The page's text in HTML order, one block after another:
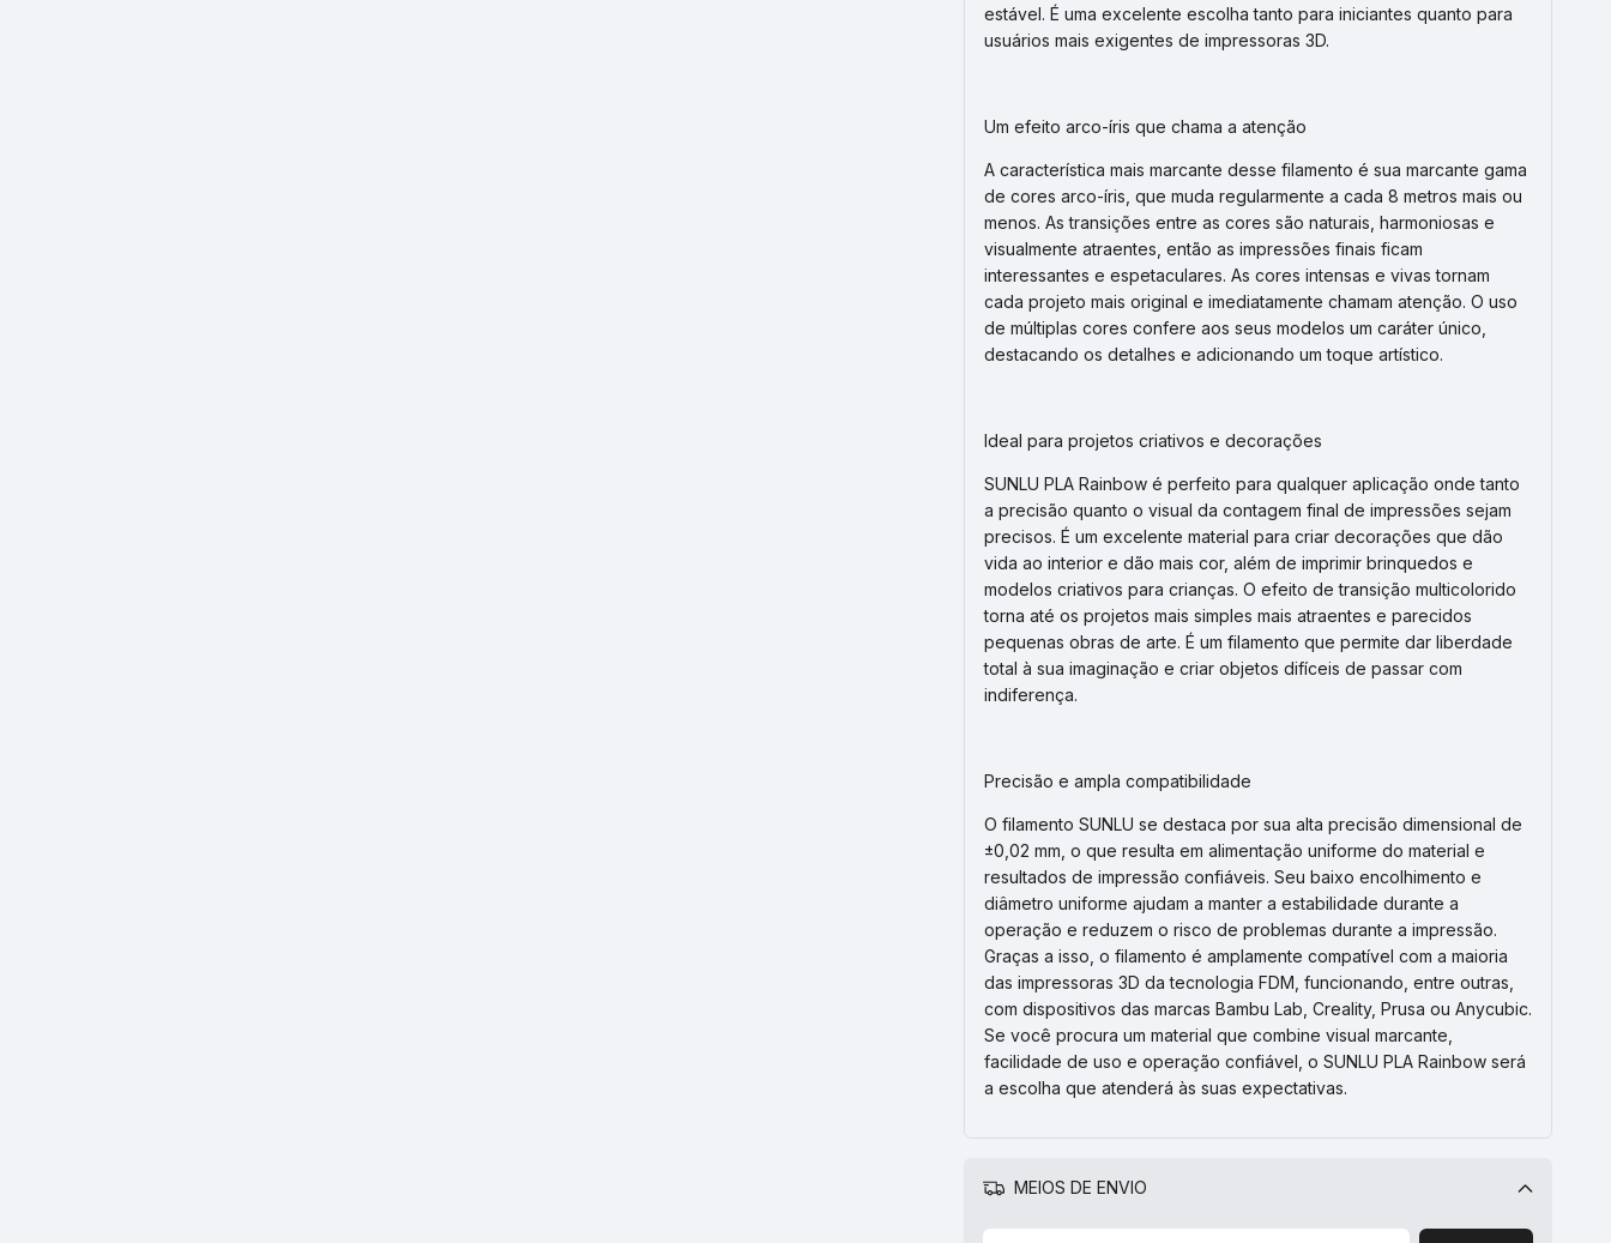
estável. É uma excelente escolha tanto para iniciantes quanto para
usuários mais exigentes de impressoras 3D.
Um efeito arco-íris que chama a atenção
A característica mais marcante desse filamento é sua marcante gama
de cores arco-íris, que muda regularmente a cada 8 metros mais ou
menos. As transições entre as cores são naturais, harmoniosas e
visualmente atraentes, então as impressões finais ficam
interessantes e espetaculares. As cores intensas e vivas tornam
cada projeto mais original e imediatamente chamam atenção. O uso
de múltiplas cores confere aos seus modelos um caráter único,
destacando os detalhes e adicionando um toque artístico.
Ideal para projetos criativos e decorações
SUNLU PLA Rainbow é perfeito para qualquer aplicação onde tanto
a precisão quanto o visual da contagem final de impressões sejam
precisos. É um excelente material para criar decorações que dão
vida ao interior e dão mais cor, além de imprimir brinquedos e
modelos criativos para crianças. O efeito de transição multicolorido
torna até os projetos mais simples mais atraentes e parecidos
pequenas obras de arte. É um filamento que permite dar liberdade
total à sua imaginação e criar objetos difíceis de passar com
indiferença.
Precisão e ampla compatibilidade
O filamento SUNLU se destaca por sua alta precisão dimensional de
±0,02 mm, o que resulta em alimentação uniforme do material e
resultados de impressão confiáveis. Seu baixo encolhimento e
diâmetro uniforme ajudam a manter a estabilidade durante a
operação e reduzem o risco de problemas durante a impressão.
Graças a isso, o filamento é amplamente compatível com a maioria
das impressoras 3D da tecnologia FDM, funcionando, entre outras,
com dispositivos das marcas Bambu Lab, Creality, Prusa ou Anycubic.
Se você procura um material que combine visual marcante,
facilidade de uso e operação confiável, o SUNLU PLA Rainbow será
a escolha que atenderá às suas expectativas.
MEIOS DE ENVIO
Alterar CEP